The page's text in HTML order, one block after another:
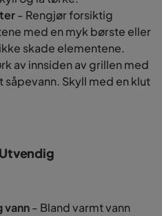
- Rengjør forsiktig
med en myk børste eller
skade elementene.
av innsiden av grillen med
Skyll med en klut
vann- Bland varmt vann